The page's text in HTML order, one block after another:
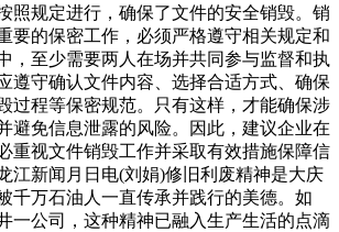
照规定进行，确保了文件的安全销毁。销
要的保密工作，必须严格遵守相关规定和
，至少需要两人在场并共同参与监督和执
遵守确认文件内容、选择合适方式、确保
过程等保密规范。只有这样，才能确保涉
避免信息泄露的风险。因此，建议企业在
重视文件销毁工作并采取有效措施保障信
江新闻月日电(刘娟)修旧利废精神是大庆
千万石油人一直传承并践行的美德。如
一公司，这种精神已融入生产生活的点滴